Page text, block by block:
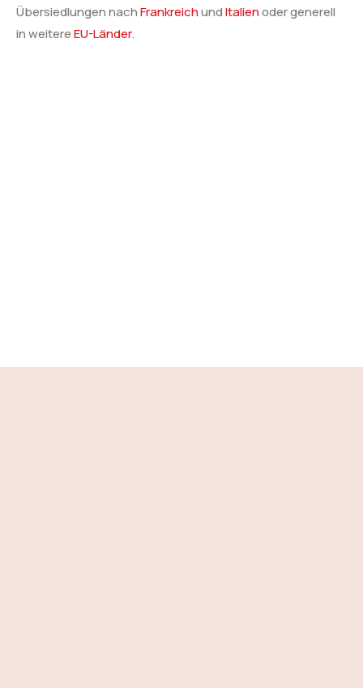
Übersiedlungen nachFrankreichundItalienoder generell
in weitereEU-Länder.